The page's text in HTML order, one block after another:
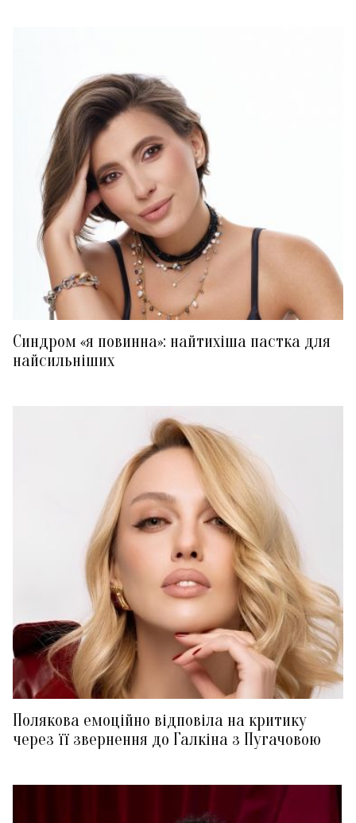
Синдром «я повинна»: найтихіша пастка для
найсильніших
Полякова емоційно відповіла на критику
через її звернення до Галкіна з Пугачовою